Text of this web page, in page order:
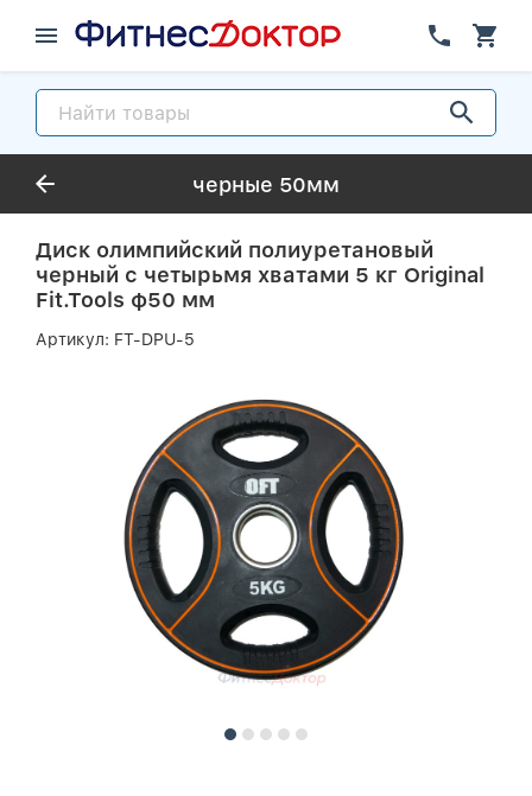
черные 50мм
Диск олимпийский полиуретановый
черный с четырьмя хватами 5 кг Original
Fit.Tools ф50 мм
Артикул: FT-DPU-5